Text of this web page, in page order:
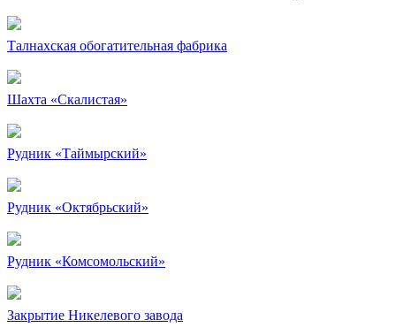
Талнахская обогатительная фабрика
Шахта «Скалистая»
Рудник «Таймырский»
Рудник «Октябрьский»
Рудник «Комсомольский»
Закрытие Никелевого завода